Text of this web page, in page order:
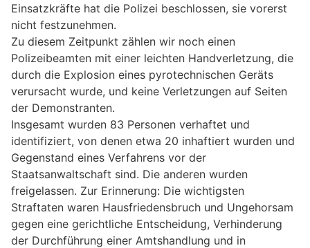
Einsatzkräfte hat die Polizei beschlossen, sie vorerst
nicht festzunehmen.
Zu diesem Zeitpunkt zählen wir noch einen
Polizeibeamten mit einer leichten Handverletzung, die
durch die Explosion eines pyrotechnischen Geräts
verursacht wurde, und keine Verletzungen auf Seiten
der Demonstranten.
Insgesamt wurden 83 Personen verhaftet und
identifiziert, von denen etwa 20 inhaftiert wurden und
Gegenstand eines Verfahrens vor der
Staatsanwaltschaft sind. Die anderen wurden
freigelassen. Zur Erinnerung: Die wichtigsten
Straftaten waren Hausfriedensbruch und Ungehorsam
gegen eine gerichtliche Entscheidung, Verhinderung
der Durchführung einer Amtshandlung und in